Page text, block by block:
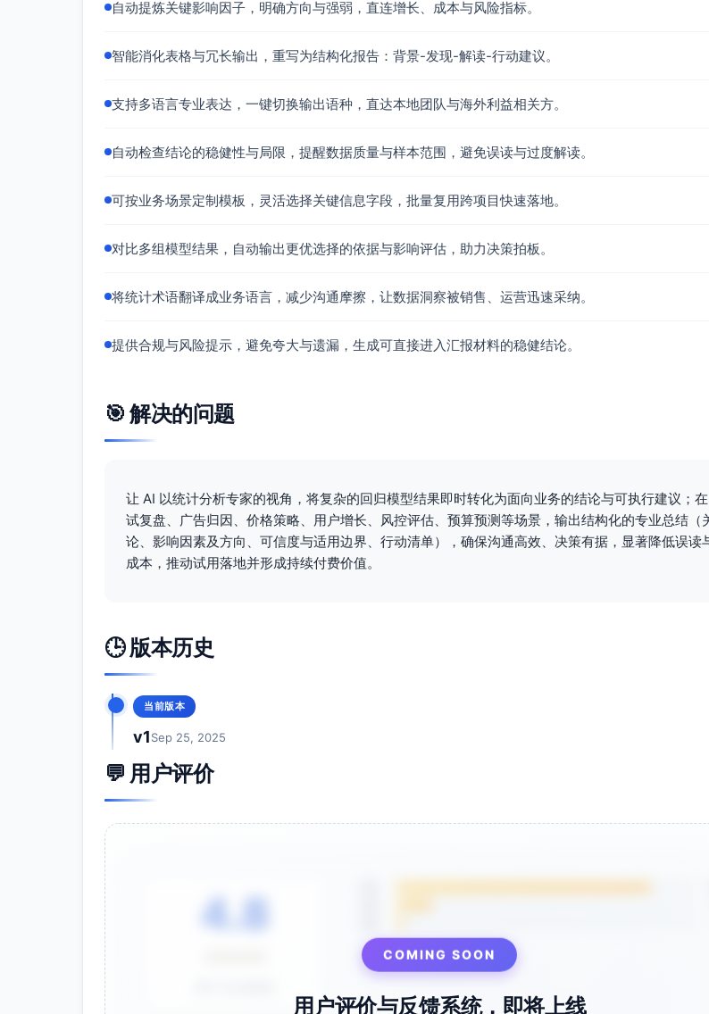
四、注意事项（方法论边界）
需更强因果识别，建议引入工具变量（如投放成本/排期冲击）、或使用滞后变量/断点/面板固定效应
价格变量为“百分点→绝对营收”的半弹性，若需要价格弹性（百分比对百分比），需引入对数形式或
广告：边际营收+3.41万元/千元，边际ROAS≈34倍，显著且稳健，具备加投空间。
促销：单周+42.6万元；与旺季/Q4叠加效果更佳。
模型：R²=0.621、DW≈2、稳健方差；用于策略指导可靠，但因果识别需进一步验证。
自动提炼关键影响因子，明确方向与强弱，直连增长、成本与风险指标。
智能消化表格与冗长输出，重写为结构化报告：背景-发现-解读-行动建议。
支持多语言专业表达，一键切换输出语种，直达本地团队与海外利益相关方。
自动检查结论的稳健性与局限，提醒数据质量与样本范围，避免误读与过度解读。
可按业务场景定制模板，灵活选择关键信息字段，批量复用跨项目快速落地。
对比多组模型结果，自动输出更优选择的依据与影响评估，助力决策拍板。
将统计术语翻译成业务语言，减少沟通摩擦，让数据洞察被销售、运营迅速采纳。
提供合规与风险提示，避免夸大与遗漏，生成可直接进入汇报材料的稳健结论。
🎯 解决的问题
让 AI 以统计分析专家的视角，将复杂的回归模型结果即时转化为面向业务的结论与可执行建议；
试复盘、广告归因、价格策略、用户增长、风控评估、预算预测等场景，输出结构化的专业总结（
论、影响因素及方向、可信度与适用边界、行动清单），确保沟通高效、决策有据，显著降低误读
成本，推动试用落地并形成持续付费价值。
🕒 版本历史
当前版本
v1Sep 25, 2025
💬 用户评价
4.8
COMING SOON
用户评价与反馈系统，即将上线